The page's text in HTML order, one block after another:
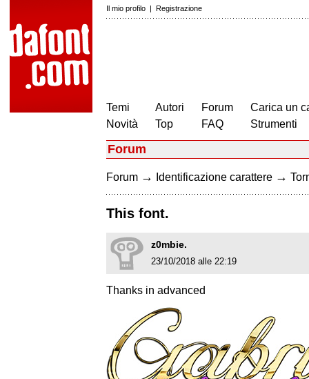
Il mio profilo | Registrazione
Temi
Novità
Autori
Top
Forum
FAQ
Carica un
Strumenti
Forum
Forum → Identificazione carattere →
This font.
z0mbie.
23/10/2018 alle 22:19
Thanks in advanced